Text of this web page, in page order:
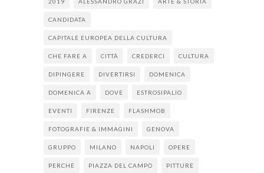
CANDIDATA
CAPITALE EUROPEA DELLA CULTURA
CHE FARE A CITTÀ CREDERCI CULTURA
DIPINGERE DIVERTIRSI DOMENICA
DOMENICA A DOVE ESTROSIPALIO
EVENTI FIRENZE FLASHMOB
FOTOGRAFIE & IMMAGINI GENOVA
GRUPPO MILANO NAPOLI OPERE
PERCHÈ PIAZZA DEL CAMPO PITTURE